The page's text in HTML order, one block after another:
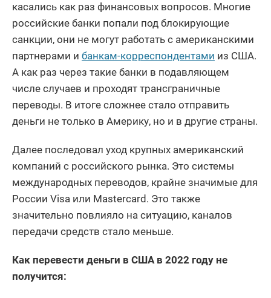
касались как раз финансовых вопросов. Многие
российские банки попали под блокирующие
санкции, они не могут работать с американскими
партнерами и банкам-корреспондентами из США.
А как раз через такие банки в подавляющем
числе случаев и проходят трансграничные
переводы. В итоге сложнее стало отправить
деньги не только в Америку, но и в другие страны.
Далее последовал уход крупных американский
компаний с российского рынка. Это системы
международных переводов, крайне значимые для
России Visa или Mastercard. Это также
значительно повлияло на ситуацию, каналов
передачи средств стало меньше.
Как перевести деньги в США в 2022 году не
получится: